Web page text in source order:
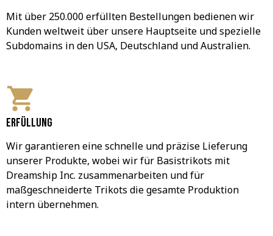
Mit über 250.000 erfüllten Bestellungen bedienen wir
Kunden weltweit über unsere Hauptseite und spezielle
Subdomains in den USA, Deutschland und Australien.
Erfüllung
Wir garantieren eine schnelle und präzise Lieferung
unserer Produkte, wobei wir für Basistrikots mit
Dreamship Inc. zusammenarbeiten und für
maßgeschneiderte Trikots die gesamte Produktion
intern übernehmen.